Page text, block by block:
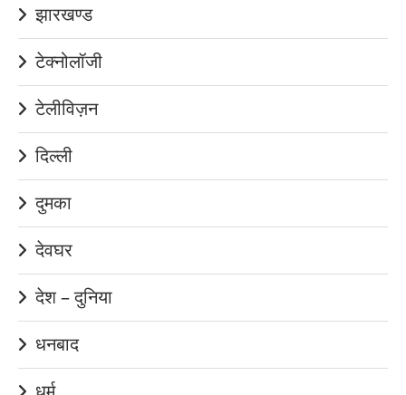
झारखण्ड
टेक्नोलॉजी
टेलीविज़न
दिल्ली
दुमका
देवघर
देश – दुनिया
धनबाद